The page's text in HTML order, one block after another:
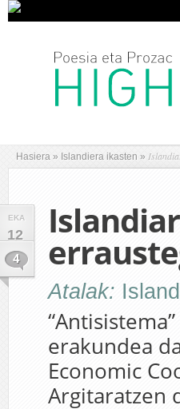
Hasiera » Islandiera ikasten »
EKA
12
4
Atalak:
erakundea
Economic
Argitaratzen